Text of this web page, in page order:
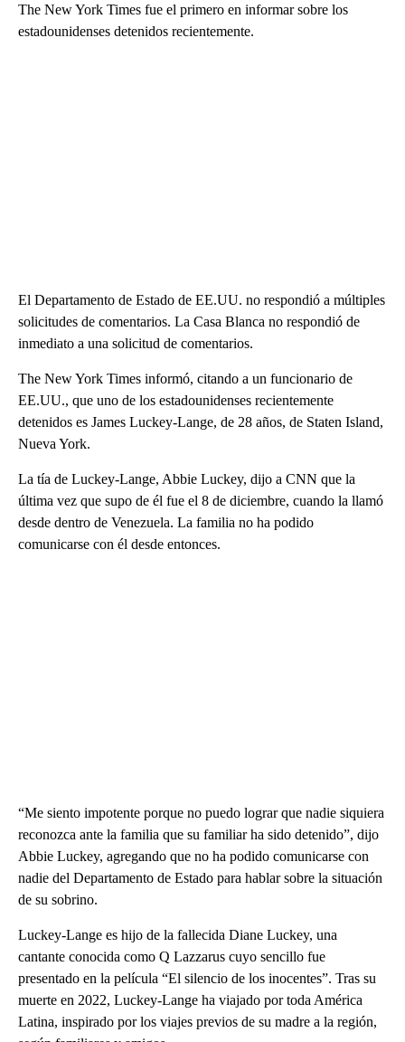
The New York Times fue el primero en informar sobre los
estadounidenses detenidos recientemente.
El Departamento de Estado de EE.UU. no respondió a múltiples
solicitudes de comentarios. La Casa Blanca no respondió de
inmediato a una solicitud de comentarios.
The New York Times informó, citando a un funcionario de
EE.UU., que uno de los estadounidenses recientemente
detenidos es James Luckey-Lange, de 28 años, de Staten Island,
Nueva York.
La tía de Luckey-Lange, Abbie Luckey, dijo a CNN que la
última vez que supo de él fue el 8 de diciembre, cuando la llamó
desde dentro de Venezuela. La familia no ha podido
comunicarse con él desde entonces.
“Me siento impotente porque no puedo lograr que nadie siquiera
reconozca ante la familia que su familiar ha sido detenido”, dijo
Abbie Luckey, agregando que no ha podido comunicarse con
nadie del Departamento de Estado para hablar sobre la situación
de su sobrino.
Luckey-Lange es hijo de la fallecida Diane Luckey, una
cantante conocida como Q Lazzarus cuyo sencillo fue
presentado en la película “El silencio de los inocentes”. Tras su
muerte en 2022, Luckey-Lange ha viajado por toda América
Latina, inspirado por los viajes previos de su madre a la región,